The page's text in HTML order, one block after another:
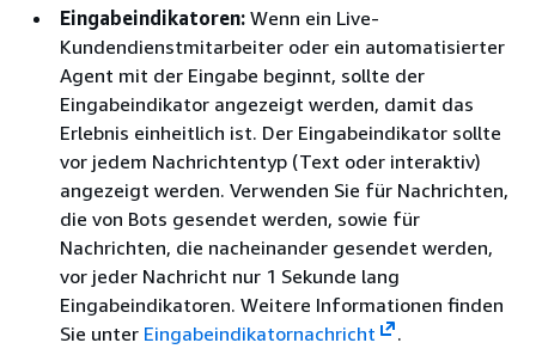
Eingabeindikatoren: Wenn ein Live-
Kundendienstmitarbeiter oder ein automatisierter
Agent mit der Eingabe beginnt, sollte der
Eingabeindikator angezeigt werden, damit das
Erlebnis einheitlich ist. Der Eingabeindikator sollte
vor jedem Nachrichtentyp (Text oder interaktiv)
angezeigt werden. Verwenden Sie für Nachrichten,
die von Bots gesendet werden, sowie für
Nachrichten, die nacheinander gesendet werden,
vor jeder Nachricht nur 1 Sekunde lang
Eingabeindikatoren. Weitere Informationen finden
Sie unter Eingabeindikatornachricht
.